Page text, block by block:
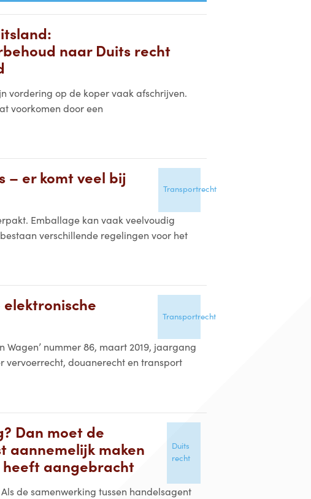
naar Duits recht
vordering op de koper vaak afschrijven.
voorkomen door een
– er komt veel bij
Transportrecht
Emballage kan vaak veelvoudig
verschillende regelingen voor het
Transportrecht
Wagen’ nummer 86, maart 2019, jaargang
vervoerrecht, douanerecht en transport
Dan moet de
aannemelijk maken
aangebracht
Duits
recht
de samenwerking tussen handelsagent